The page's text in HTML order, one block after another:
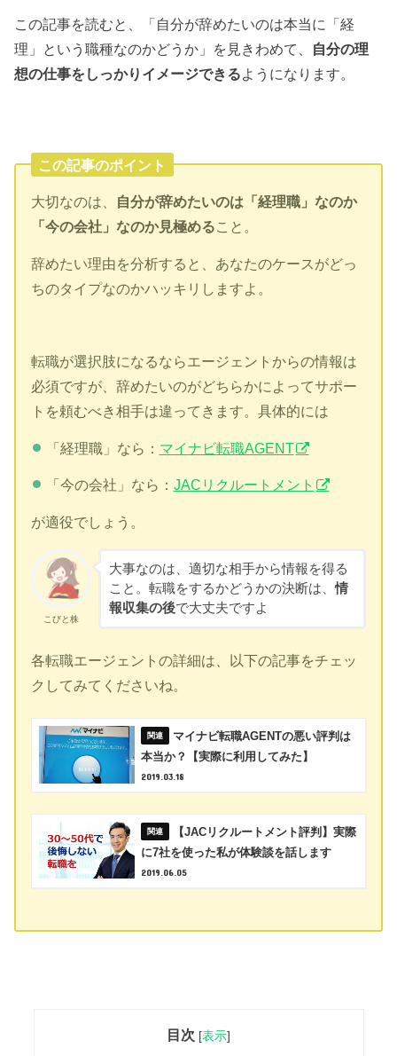
この記事を読むと、「自分が辞めたいのは本当に「経
理」という職種なのかどうか」を見きわめて、 自分の理
想の仕事をしっかりイメージできるようになります。
この記事のポイント
大切なのは、
自分が辞めたいのは「経理職」なのか
「今の会社」なのか見極めること。
辞めたい理由を分析すると、あなたのケースがどっ
ちのタイプなのかハッキリしますよ。
転職が選択肢になるならエージェントからの情報は
必須ですが、辞めたいのがどちらかによってサポー
トを頼むべき相手は違ってきます。具体的には
「経理職」なら： マイナビ転職AGENT
「今の会社」なら： JACリクルートメント
が適役でしょう。
こびと株
大事なのは、適切な相手から情報を得る
こと。転職をするかどうかの決断は、情
報収集の後で大丈夫ですよ
各転職エージェントの詳細は、以下の記事をチェッ
クしてみてくださいね。
マイナビ転職AGENTの悪い評判は
本当か？【実際に利用してみた】
2019.03.18
【JACリクルートメント評判】実際
に7社を使った私が体験談を話します
2019.06.05
目次 [表示]